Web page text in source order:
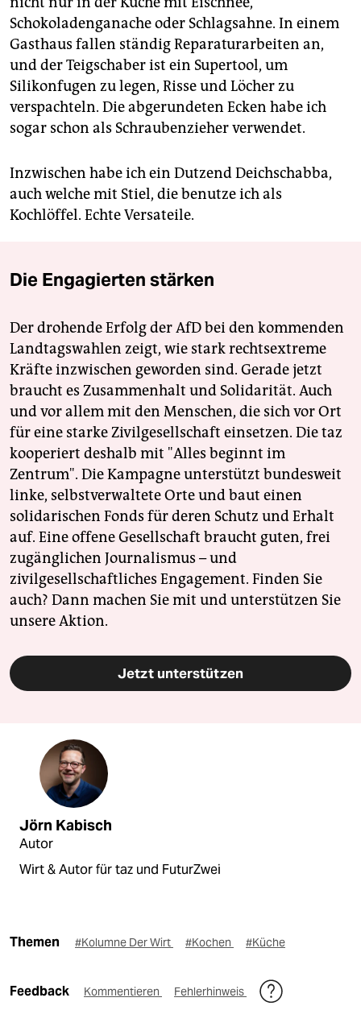
Schokoladenganache oder Schlagsahne. In einem
Gasthaus fallen ständig Reparaturarbeiten an,
und der Teigschaber ist ein Supertool, um
Silikonfugen zu legen, Risse und Löcher zu
verspachteln. Die abgerundeten Ecken habe ich
sogar schon als Schraubenzieher verwendet.
Inzwischen habe ich ein Dutzend Deichschabba,
auch welche mit Stiel, die benutze ich als
Kochlöffel. Echte Versateile.
Die Engagierten stärken
Der drohende Erfolg der AfD bei den kommenden
Landtagswahlen zeigt, wie stark rechtsextreme
Kräfte inzwischen geworden sind. Gerade jetzt
braucht es Zusammenhalt und Solidarität. Auch
und vor allem mit den Menschen, die sich vor Ort
für eine starke Zivilgesellschaft einsetzen. Die taz
kooperiert deshalb mit "Alles beginnt im
Zentrum". Die Kampagne unterstützt bundesweit
linke, selbstverwaltete Orte und baut einen
solidarischen Fonds für deren Schutz und Erhalt
auf. Eine offene Gesellschaft braucht guten, frei
zugänglichen Journalismus – und
zivilgesellschaftliches Engagement. Finden Sie
auch? Dann machen Sie mit und unterstützen Sie
unsere Aktion.
Jetzt unterstützen
Jörn Kabisch
Autor
Wirt & Autor für taz und FuturZwei
Themen #Kolumne Der Wirt #Kochen #Küche
Feedback Kommentieren Fehlerhinweis